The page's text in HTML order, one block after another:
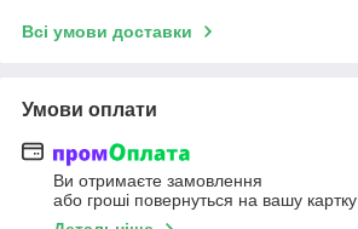
Всі умови доставки
Умови оплати
Ви отримаєте замовлення
або гроші повернуться на вашу картку